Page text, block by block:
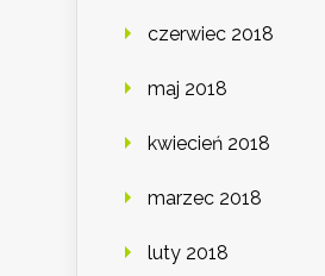
czerwiec 2018
maj 2018
kwiecień 2018
marzec 2018
luty 2018